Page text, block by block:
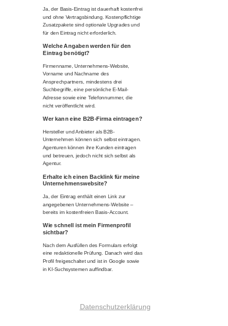
Datenschutzerklärung
Ja, der Basis-Eintrag ist dauerhaft kostenfrei
und ohne Vertragsbindung. Kostenpflichtige
Zusatzpakete sind optionale Upgrades und
für den Eintrag nicht erforderlich.
Welche Angaben werden für den
Eintrag benötigt?
Firmenname, Unternehmens-Website,
Vorname und Nachname des
Ansprechpartners, mindestens drei
Suchbegriffe, eine persönliche E-Mail-
Adresse sowie eine Telefonnummer, die
nicht veröffentlicht wird.
Wer kann eine B2B-Firma eintragen?
Hersteller und Anbieter als B2B-
Unternehmen können sich selbst eintragen.
Agenturen können ihre Kunden eintragen
und betreuen, jedoch nicht sich selbst als
Agentur.
Erhalte ich einen Backlink für meine
Unternehmenswebsite?
Ja, der Eintrag enthält einen Link zur
angegebenen Unternehmens-Website –
bereits im kostenfreien Basis-Account.
Wie schnell ist mein Firmenprofil
sichtbar?
Nach dem Ausfüllen des Formulars erfolgt
eine redaktionelle Prüfung. Danach wird das
Profil freigeschaltet und ist in Google sowie
in KI-Suchsystemen auffindbar.